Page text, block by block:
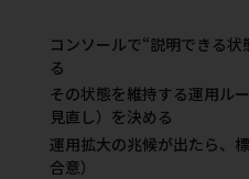
コンソールで“説明できる
る
その状態を維持する運用ル
見直し）を決める
運用拡大の兆候が出たら、
合意）